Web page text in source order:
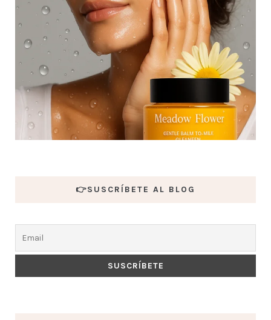
👉SUSCRÍBETE AL BLOG